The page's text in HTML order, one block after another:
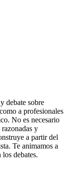
debate sobre
a profesionales
No es necesario
y
a partir del
Te animamos a
debates.